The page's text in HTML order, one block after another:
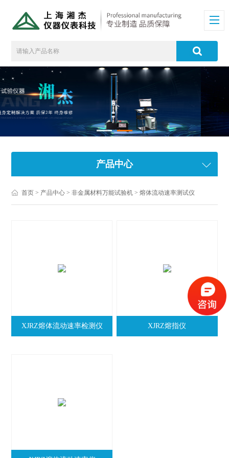
产品中心
首页 > 产品中心 >非金属材料万能试验机 >熔体流动速率测试仪
XJRZ熔体流动速率检测仪 XJRZ熔指仪